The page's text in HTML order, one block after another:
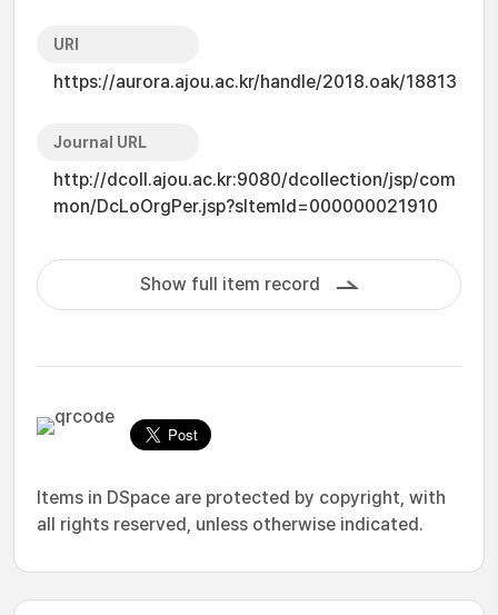
URI
https://aurora.ajou.ac.kr/handle/2018.oak/18813
Journal URL
http://dcoll.ajou.ac.kr:9080/dcollection/jsp/com
mon/DcLoOrgPer.jsp?sItemId=000000021910
Show full item record
Items in DSpace are protected by copyright, with
all rights reserved, unless otherwise indicated.